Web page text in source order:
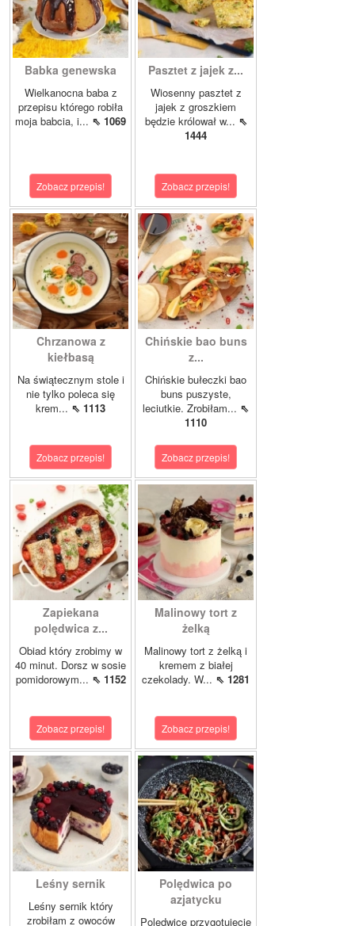
Babka genewska
Wielkanocna baba z
przepisu którego robiła
moja babcia, i... ⇖ 1069
Zobacz przepis!
Pasztet z jajek z...
Wiosenny pasztet z
jajek z groszkiem
będzie królował w... ⇖
1444
Zobacz przepis!
Chrzanowa z
kiełbasą
Na świątecznym stole i
nie tylko poleca się
krem... ⇖ 1113
Zobacz przepis!
Chińskie bao buns
z...
Chińskie bułeczki bao
buns puszyste,
leciutkie. Zrobiłam... ⇖
1110
Zobacz przepis!
Zapiekana
polędwica z...
Obiad który zrobimy w
40 minut. Dorsz w sosie
pomidorowym... ⇖ 1152
Zobacz przepis!
Malinowy tort z
żelką
Malinowy tort z żelką i
kremem z białej
czekolady. W... ⇖ 1281
Zobacz przepis!
Leśny sernik
Leśny sernik który
zrobiłam z owoców
Polędwica po
azjatycku
Polędwicę przygotujecie